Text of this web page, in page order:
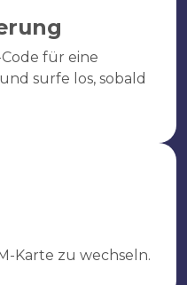
für eine
surfe los, sobald
Karte zu wechseln.